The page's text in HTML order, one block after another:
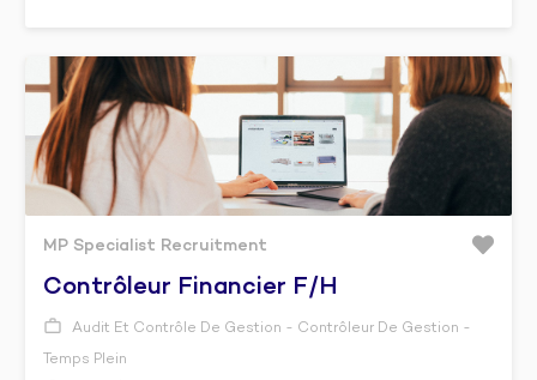
MP Specialist Recruitment
Contrôleur Financier F/h
Audit Et Contrôle De Gestion - Contrôleur De Gestion -
Temps Plein